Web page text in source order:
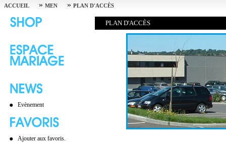
ACCUEIL » MEN » PLAN D'ACCÈS
Evènement
Ajouter aux favoris.
PLAN D'ACCÈS